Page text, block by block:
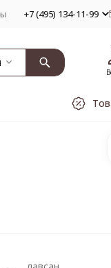
+7 (495) 134-11-99